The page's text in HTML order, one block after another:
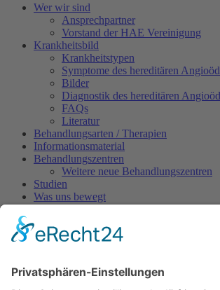
Wer wir sind
Ansprechpartner
Vorstand der HAE Vereinigung
Krankheitsbild
Krankheitstypen
Symptome des hereditären
Bilder
Diagnostik des hereditären
FAQs
Literatur
Behandlungsarten / Therapien
Informationsmaterial
Behandlungszentren
Weitere neue Behandlungszentren
Studien
Was uns bewegt
Aktuelles
Pressespiegel
Infos zu Medikamenten